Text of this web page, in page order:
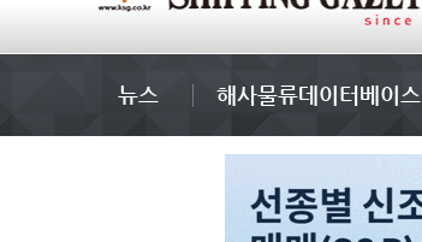
뉴스 해사물류데이터베이스